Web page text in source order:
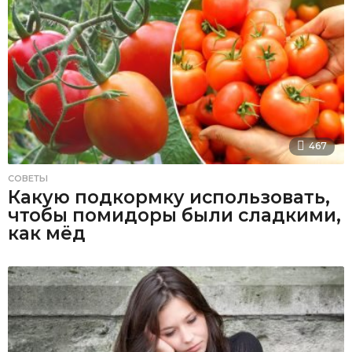
467
СОВЕТЫ
Какую подкормку использовать,
чтобы помидоры были сладкими,
как мёд